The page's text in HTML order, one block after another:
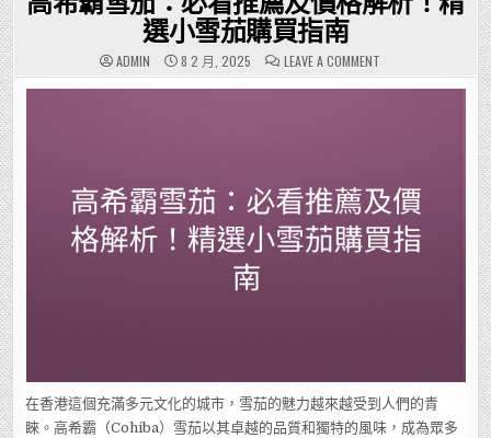
選小雪茄購買指南
ADMIN 8 2 月, 2025 LEAVE A COMMENT
高
希
及
價
格
解
析！
精
在香港這個充滿多元文化的城市，雪茄的魅力越來越受到人們的青
睞。高希霸（Cohiba）雪茄以其卓越的品質和獨特的風味，成為眾多